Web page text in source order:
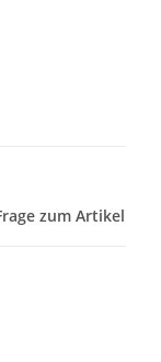
zum Artikel